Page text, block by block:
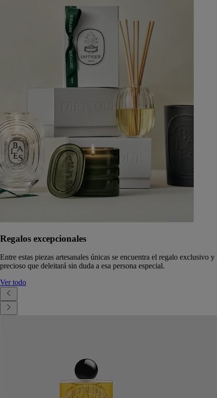
Regalos excepcionales
Entre estas piezas artesanales únicas se encuentra el regalo exclusivo y
precioso que deleitará sin duda a esa persona especial.
Ver todo